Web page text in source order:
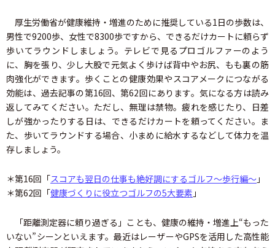
厚生労働省が健康維持・増進のために推奨している1日の歩数は、
男性で9200歩、女性で8300歩ですから、できるだけカートに頼らず
歩いてラウンドしましょう。テレビで見るプロゴルファーのよう
に、胸を張り、少し大股で元気よく歩けば背中やお尻、もも裏の筋
肉強化ができます。歩くことの健康効果やスコアメークにつながる
効能は、過去記事の第16回、第62回にあります。気になる方は読み
返してみてください。ただし、無理は禁物。疲れを感じたり、日差
しが強かったりする日は、できるだけカートを頼ってください。ま
た、歩いてラウンドする場合、小まめに給水するなどして体力を温
存しましょう。
＊第16回「スコアも翌日の仕事も絶好調にするゴルフ〜歩行編〜 」
＊第62回「健康づくりに役立つゴルフの5大要素 」
「距離測定器に頼り過ぎる」ことも、健康の維持・増進上“もった
いない”シーンといえます。最近はレーザーやGPSを活用した高性能